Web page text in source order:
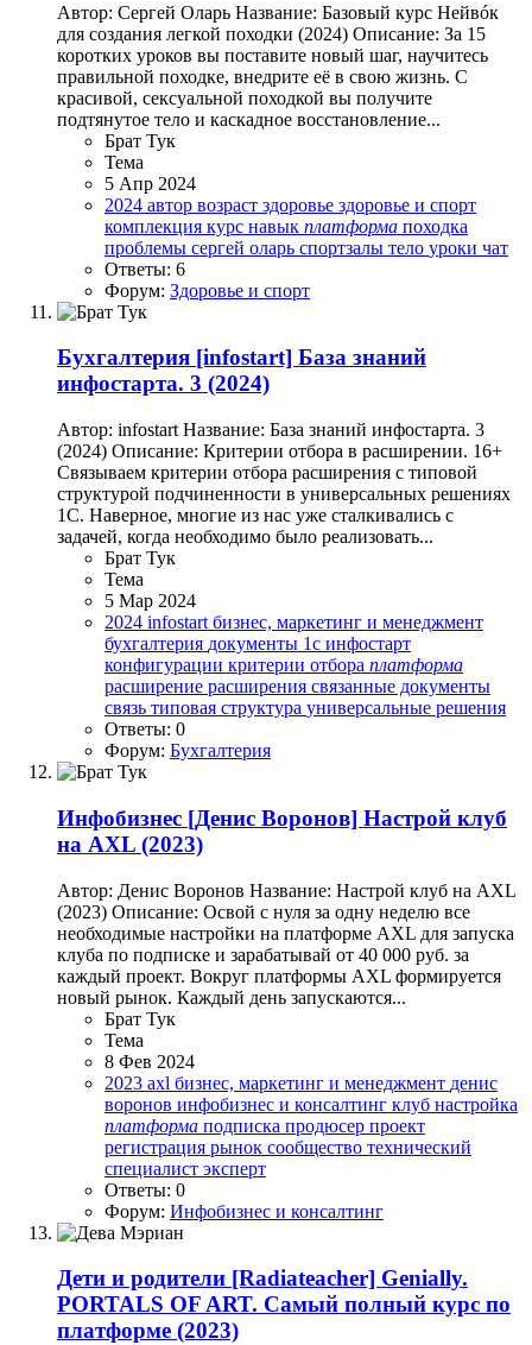
Автор: Сергей Оларь Название: Базовый курс Нейвóк
для создания легкой походки (2024) Описание: За 15
коротких уроков вы поставите новый шаг, научитесь
правильной походке, внедрите её в свою жизнь. С
красивой, сексуальной походкой вы получите
подтянутое тело и каскадное восстановление...
Брат Тук
Тема
5 Апр 2024
2024 автор возраст здоровье здоровье и спорт
комплекция курс навык платформа походка
проблемы сергей оларь спортзалы тело уроки чат
Ответы: 6
Форум: Здоровье и спорт
Бухгалтерия [infostart] База знаний
инфостарта. 3 (2024)
Автор: infostart Название: База знаний инфостарта. 3
(2024) Описание: Критерии отбора в расширении. 16+
Связываем критерии отбора расширения с типовой
структурой подчиненности в универсальных решениях
1С. Наверное, многие из нас уже сталкивались с
задачей, когда необходимо было реализовать...
Брат Тук
Тема
5 Мар 2024
2024 infostart бизнес, маркетинг и менеджмент
бухгалтерия документы 1с инфостарт
конфигурации критерии отбора платформа
расширение расширения связанные документы
связь типовая структура универсальные решения
Ответы: 0
Форум: Бухгалтерия
Инфобизнес [Денис Воронов] Настрой клуб
на AXL (2023)
Автор: Денис Воронов Название: Настрой клуб на AXL
(2023) Описание: Освой с нуля за одну неделю все
необходимые настройки на платформе AXL для запуска
клуба по подписке и зарабатывай от 40 000 руб. за
каждый проект. Вокруг платформы AXL формируется
новый рынок. Каждый день запускаются...
Брат Тук
Тема
8 Фев 2024
2023 axl бизнес, маркетинг и менеджмент денис
воронов инфобизнес и консалтинг клуб настройка
платформа подписка продюсер проект
регистрация рынок сообщество технический
специалист эксперт
Ответы: 0
Форум: Инфобизнес и консалтинг
Дети и родители [Radiateacher] Genially.
PORTALS OF ART. Самый полный курс по
платформе (2023)